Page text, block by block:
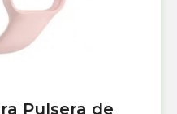
Pulsera de